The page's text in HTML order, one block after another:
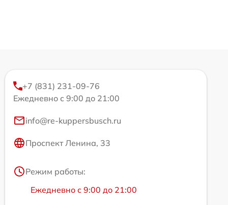
+7 (831) 231-09-76
Ежедневно с 9:00 до 21:00
info@re-kuppersbusch.ru
Проспект Ленина, 33
Режим работы:
Ежедневно с 9:00 до 21:00